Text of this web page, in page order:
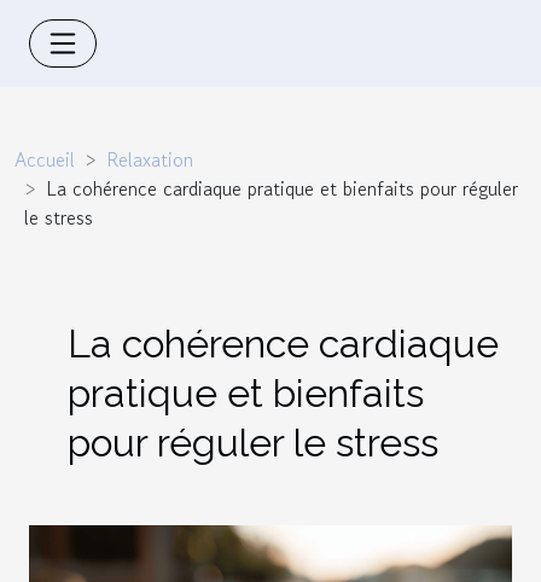
Accueil
Relaxation
La cohérence cardiaque pratique et bienfaits pour réguler
le stress
La cohérence cardiaque
pratique et bienfaits
pour réguler le stress